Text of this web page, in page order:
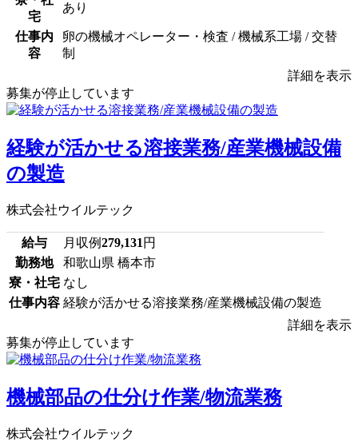
宅
あり
仕事内
容
卵の機械オペレーター・検査 / 機械系工場 / 交替
制
詳細を表示
募集が停止しています
経験が活かせる溶接業務/産業機械設備
の製造
株式会社ウイルテック
給与 月収例279,131 円
勤務地
和歌山県 橋本市
寮・社宅 なし
仕事内容 経験が活かせる溶接業務/産業機械設備の製造
詳細を表示
募集が停止しています
機械部品の仕分け作業/物流業務
株式会社ウイルテック